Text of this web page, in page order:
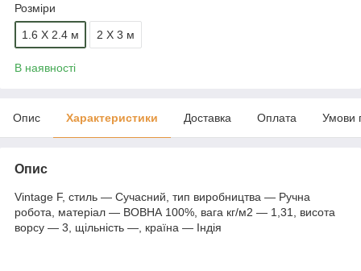
Розміри
1.6 Х 2.4 м 2 Х 3 м
В наявності
Опис Характеристики Доставка Оплата Умови
Опис
Vintage F, стиль — Сучасний, тип виробництва — Ручна
робота, матеріал — ВОВНА 100%, вага кг/м2 — 1,31, висота
ворсу — 3, щільність —, країна — Індія